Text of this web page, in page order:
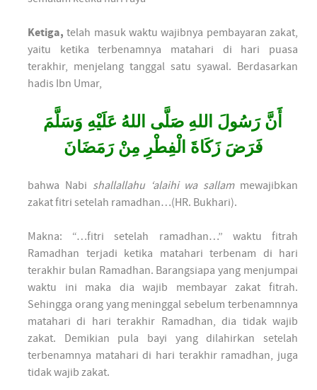
Ketiga, telah masuk waktu wajibnya pembayaran zakat,
yaitu ketika terbenamnya matahari di hari puasa
terakhir, menjelang tanggal satu syawal. Berdasarkan
hadis Ibn Umar,
أَنَّ رَسُولَ اللهِ صَلَّى اللهُ عَلَيْهِ وَسَلَّمَ
فَرَضَ زَكَاةَ الْفِطْرِ مِنْ رَمَضَانَ
bahwa Nabi shallallahu ‘alaihi wa sallammewajibkan
zakat fitri setelah ramadhan…(HR. Bukhari).
Makna: “…fitri setelah ramadhan…” waktu fitrah
Ramadhan terjadi ketika matahari terbenam di hari
terakhir bulan Ramadhan. Barangsiapa yang menjumpai
waktu ini maka dia wajib membayar zakat fitrah.
Sehingga orang yang meninggal sebelum terbenamnnya
matahari di hari terakhir Ramadhan, dia tidak wajib
zakat. Demikian pula bayi yang dilahirkan setelah
terbenamnya matahari di hari terakhir ramadhan, juga
tidak wajib zakat.